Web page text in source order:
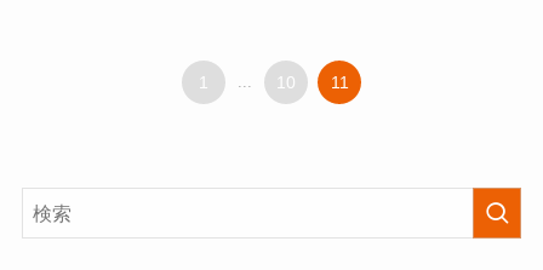
1 ... 10 11